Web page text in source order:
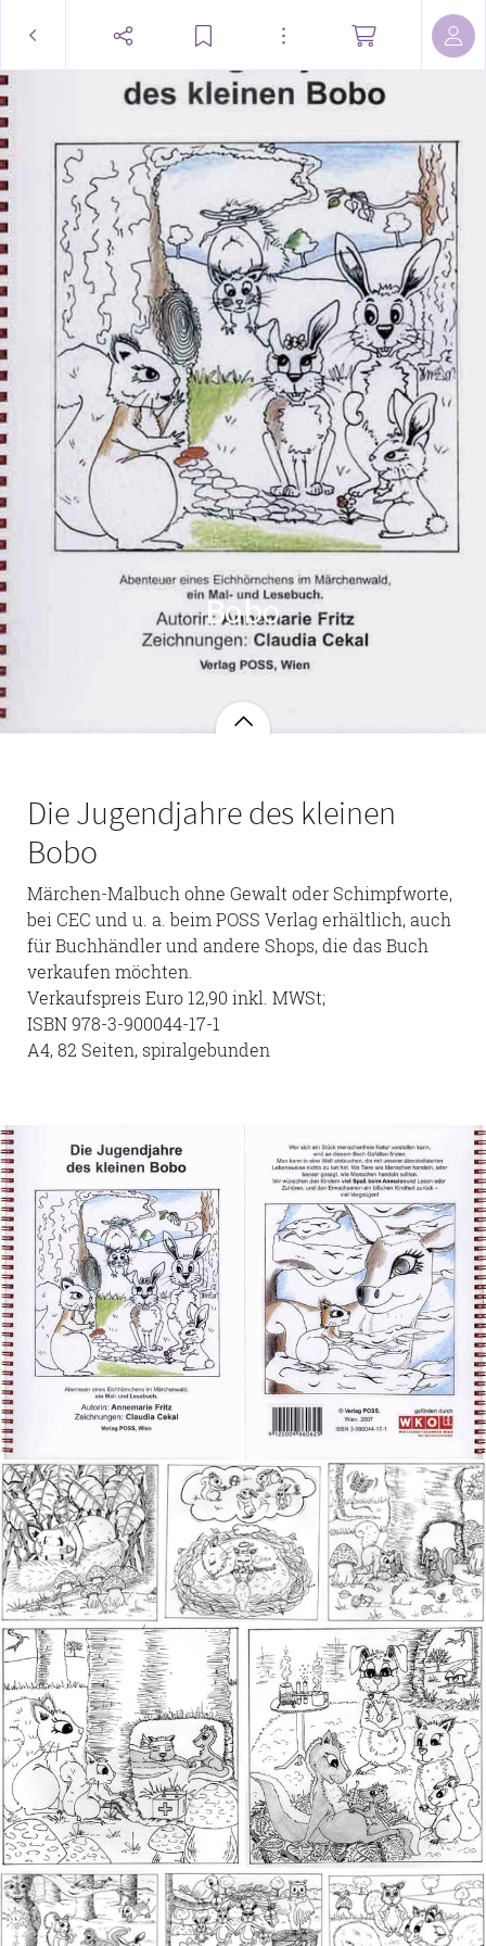
Bobo
Die Jugendjahre des kleinen
Bobo
Märchen-Malbuch ohne Gewalt oder Schimpfworte,
bei CEC und u. a. beim POSS Verlag erhältlich, auch
für Buchhändler und andere Shops, die das Buch
verkaufen möchten.
Verkaufspreis Euro 12,90 inkl. MWSt;
ISBN 978-3-900044-17-1
A4, 82 Seiten, spiralgebunden